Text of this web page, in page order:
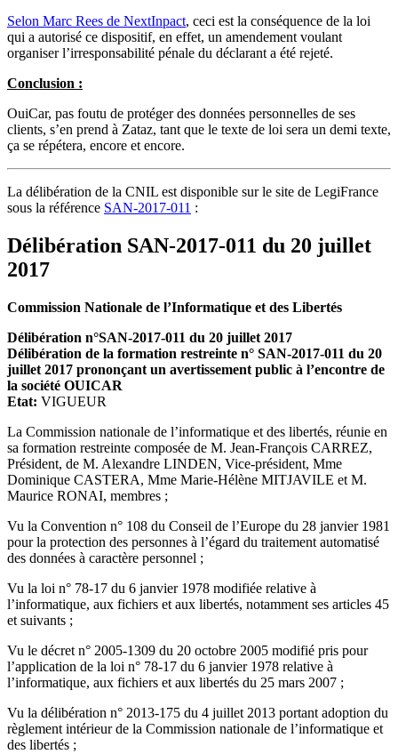
Selon Marc Rees de NextInpact, ceci est la conséquence de la loi
qui a autorisé ce dispositif, en effet, un amendement voulant
organiser l’irresponsabilité pénale du déclarant a été rejeté.
Conclusion :
OuiCar, pas foutu de protéger des données personnelles de ses
clients, s’en prend à Zataz, tant que le texte de loi sera un demi texte,
ça se répétera, encore et encore.
La délibération de la CNIL est disponible sur le site de LegiFrance
sous la référence SAN-2017-011 :
Délibération SAN-2017-011 du 20 juillet
2017
Commission Nationale de l’Informatique et des Libertés
Délibération n°SAN-2017-011 du 20 juillet 2017
Délibération de la formation restreinte n° SAN-2017-011 du 20
juillet 2017 prononçant un avertissement public à l’encontre de
la société OUICAR
Etat: VIGUEUR
La Commission nationale de l’informatique et des libertés, réunie en
sa formation restreinte composée de M. Jean-François CARREZ,
Président, de M. Alexandre LINDEN, Vice-président, Mme
Dominique CASTERA, Mme Marie-Hélène MITJAVILE et M.
Maurice RONAI, membres ;
Vu la Convention n° 108 du Conseil de l’Europe du 28 janvier 1981
pour la protection des personnes à l’égard du traitement automatisé
des données à caractère personnel ;
Vu la loi n° 78-17 du 6 janvier 1978 modifiée relative à
l’informatique, aux fichiers et aux libertés, notamment ses articles 45
et suivants ;
Vu le décret n° 2005-1309 du 20 octobre 2005 modifié pris pour
l’application de la loi n° 78-17 du 6 janvier 1978 relative à
l’informatique, aux fichiers et aux libertés du 25 mars 2007 ;
Vu la délibération n° 2013-175 du 4 juillet 2013 portant adoption du
règlement intérieur de la Commission nationale de l’informatique et
des libertés ;